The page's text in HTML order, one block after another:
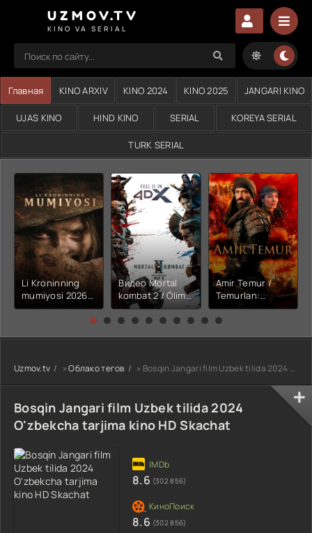
UZMOV.TV
KINO VA SERIAL
Главная KINO ARXIV KINO 2024 KINO 2025 JANGARI KINO
UJAS KINO HIND KINO SERIAL KOREYA SERIAL
TURK SERIAL
Li Kroninning
mumiyosi 2026
(uzbek tilida
kino) tarjima HD
Видео Mortal
kombat 2 / Ólim
jangi 2 (2026)
Uzbek tilida
Amir Temur /
Temurlan:
Fathchining
yuksalishi
tarjima kino Full
HD tas-ix
Uzmov.tv »Облако тегов » Bosqin Jangari film Uzbek tilida 2024 O'zbekcha tarjima kino HD Skachat
Bosqin Jangari film Uzbek tilida 2024
O'zbekcha tarjima kino HD Skachat
8.6 (302 856)
8.6 (302 856)